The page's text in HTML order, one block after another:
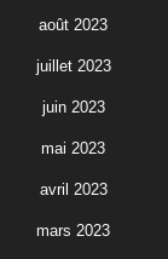
août 2023
juillet 2023
juin 2023
mai 2023
avril 2023
mars 2023